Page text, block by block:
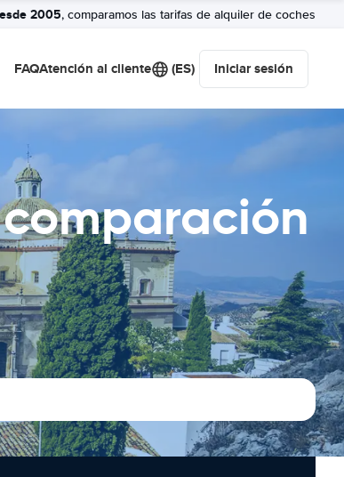
2005, comparamos las tarifas de alquiler de coches
FAQAtención al cliente (ES) Iniciar sesión